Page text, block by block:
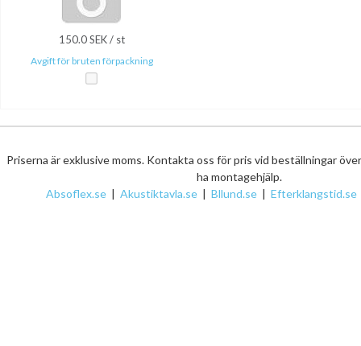
150.0 SEK / st
Avgift för bruten förpackning
Priserna är exklusive moms. Kontakta oss för pris vid beställningar
ha montagehjälp.
Absoflex.se | Akustiktavla.se | Bllund.se | Efterklangstid.se